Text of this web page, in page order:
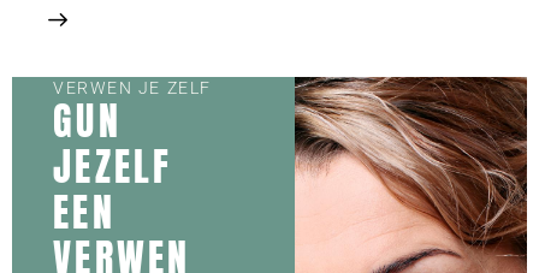
VERWEN JE ZELF
GUN
JEZELF
EEN
VERWEN